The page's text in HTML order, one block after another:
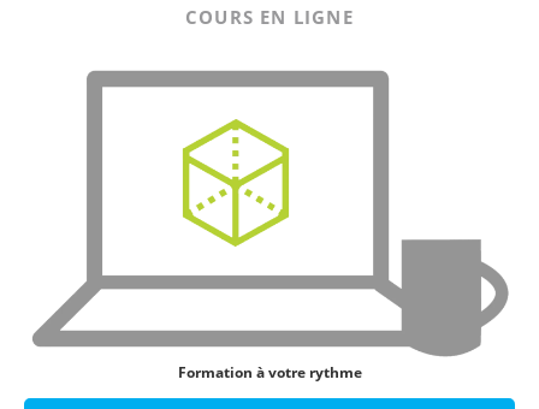
COURS EN LIGNE
Formation à votre rythme